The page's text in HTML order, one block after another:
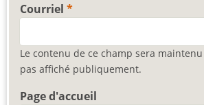
Courriel
Le contenu de ce champ sera
pas affiché publiquement.
Page d'accueil